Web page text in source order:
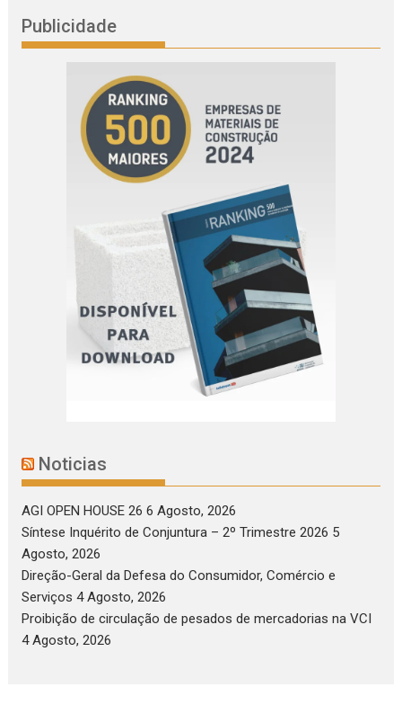
Publicidade
Noticias
AGI OPEN HOUSE 26 6 Agosto, 2026
Síntese Inquérito de Conjuntura – 2º Trimestre 2026 5
Agosto, 2026
Direção-Geral da Defesa do Consumidor, Comércio e
Serviços 4 Agosto, 2026
Proibição de circulação de pesados de mercadorias na VCI
4 Agosto, 2026